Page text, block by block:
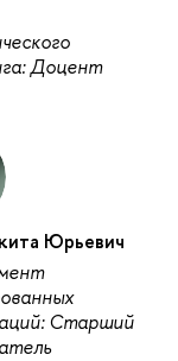
Доцент
Юрьевич
Старший